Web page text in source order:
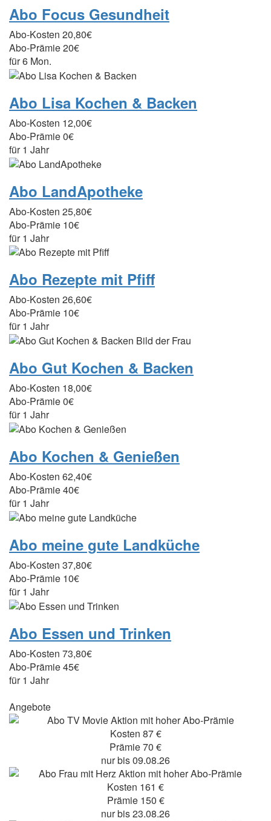
Abo Focus Gesundheit
Abo-Kosten 20,80€
Abo-Prämie20€
für 6 Mon.
Abo Lisa Kochen & Backen
Abo-Kosten 12,00€
Abo-Prämie0€
für 1 Jahr
Abo LandApotheke
Abo-Kosten 25,80€
Abo-Prämie 10€
für 1 Jahr
Abo Rezepte mit Pfiff
Abo-Kosten 26,60€
Abo-Prämie 10€
für 1 Jahr
Abo Gut Kochen & Backen
Abo-Kosten 18,00€
Abo-Prämie0€
für 1 Jahr
Abo Kochen & Genießen
Abo-Kosten 62,40€
Abo-Prämie40€
für 1 Jahr
Abo meine gute Landküche
Abo-Kosten 37,80€
Abo-Prämie 10€
für 1 Jahr
Abo Essen und Trinken
Abo-Kosten 73,80€
Abo-Prämie45€
für 1 Jahr
Angebote
Kosten 87 €
Prämie 70 €
nur bis 09.08.26
Kosten 161 €
Prämie 150 €
nur bis 23.08.26